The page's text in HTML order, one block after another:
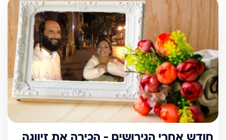
חודש אחרי הגירושים - הכירה את זיווגה